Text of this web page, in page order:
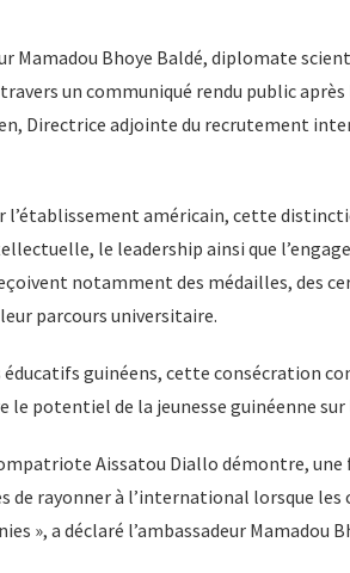
Mamadou Bhoye Baldé, diplomate
travers un communiqué rendu public
Directrice adjointe du recrutement
américain, cette
le leadership ainsi que
notamment des médailles, des
parcours universitaire.
guinéens, cette consécration
potentiel de la jeunesse guinéenne
Aissatou Diallo démontre, une
de rayonner à l’international lorsque les
», a déclaré l’ambassadeur Mamadou